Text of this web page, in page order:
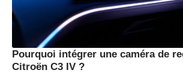
Pourquoi intégrer une caméra de
Citroën C3 IV ?